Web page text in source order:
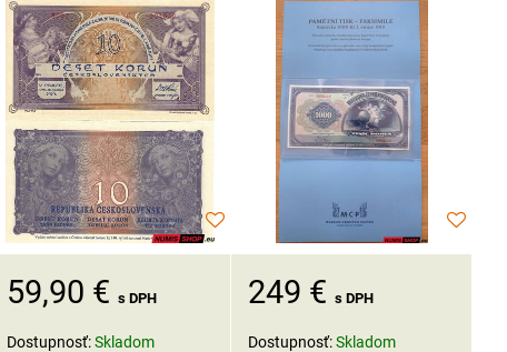
59,90 €s DPH
Dostupnosť:Skladom
249 €s DPH
Dostupnosť:Skladom